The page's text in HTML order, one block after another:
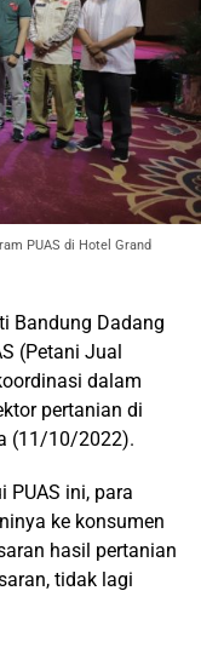
PUAS di Hotel Grand
Bandung Dadang
(Petani Jual
dalam
pertanian di
(11/10/2022).
PUAS ini, para
ke konsumen
hasil pertanian
tidak lagi